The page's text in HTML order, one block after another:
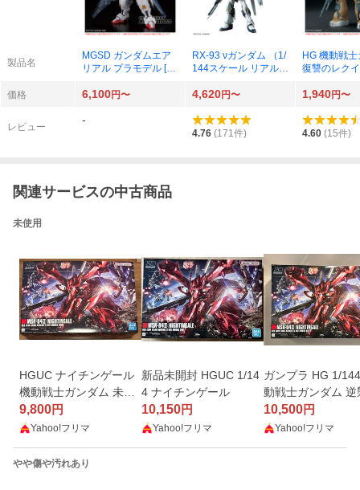
製品名
MGSD ガンダムエア
リアル プラモデル [B
RX-93 νガンダム （1/
144スケール リアルグ
動戦士ガンダム 逆襲
HG 機動戦
復讐のレク
讐のレクイ
みプラモデル
価格 6,100円〜 4,620円〜 1,940円〜
レビュー
-
4.76 (171 件) 4.60 (15件)
関連サービスの中古商品
未使用
HGUC ナイチンゲール
機動戦士ガンダム 未組
立 MSN-04II ガンプラ
9,800円
Yahoo!フリマ
新品未開封 HGUC 1/14
4 ナイチンゲール
10,150円
Yahoo!フリマ
ガンプラ HG 1/
動戦士ガンダム 逆
シャア ベルトーチ
チルドレン ナイチ
10,500円
Yahoo!フリマ
やや傷や汚れあり